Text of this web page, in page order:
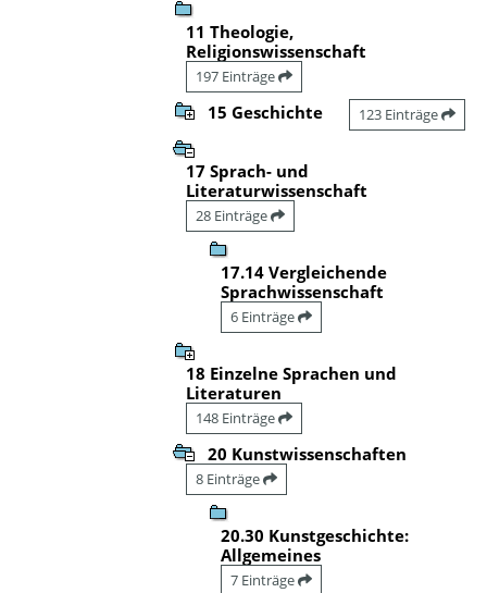
11 Theologie,
Religionswissenschaft
197 Einträge
15 Geschichte 123 Einträge
17 Sprach- und
Literaturwissenschaft
28 Einträge
17.14 Vergleichende
Sprachwissenschaft
6 Einträge
18 Einzelne Sprachen und
Literaturen
148 Einträge
20 Kunstwissenschaften
8 Einträge
20.30 Kunstgeschichte:
Allgemeines
7 Einträge